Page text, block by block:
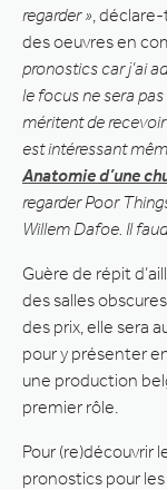
regarder » ,
des oeuvres en
pronostics car j’ai
le focus ne sera
méritent de
est intéressant
Anatomie d’une
regarder Poor
Willem Dafoe. Il
Guère de répit
des salles
des prix, elle sera
pour y présenter
une production
premier rôle.
Pour (re)découvrir
pronostics pour les